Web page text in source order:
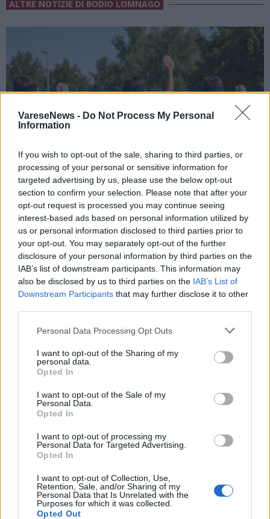
VareseNews - Do Not Process My Personal
Information
If you wish to opt-out of the sale, sharing to third parties, or
processing of your personal or sensitive information for
targeted advertising by us, please use the below opt-out
section to confirm your selection. Please note that after your
opt-out request is processed you may continue seeing
interest-based ads based on personal information utilized by
us or personal information disclosed to third parties prior to
your opt-out. You may separately opt-out of the further
disclosure of your personal information by third parties on the
IAB’s list of downstream participants. This information may
also be disclosed by us to third parties on the IAB’s List of
Downstream Participants that may further disclose it to other
Personal Data Processing Opt Outs
I want to opt-out of the Sharing of my
personal data.
Opted In
I want to opt-out of the Sale of my
Personal Data.
Opted In
I want to opt-out of processing my
Personal Data for Targeted Advertising.
Opted In
I want to opt-out of Collection, Use,
Retention, Sale, and/or Sharing of my
Personal Data that Is Unrelated with the
Purposes for which it was collected.
Opted Out
ALTRE NOTIZIE DI BODIO LOMNAGO
BODIO LOMNAGO
Identificati i responsabili dei gavettoni
contro le auto a Bodio Lomnago: sono
una decina di minorenni tra i 13 e i 15
anni